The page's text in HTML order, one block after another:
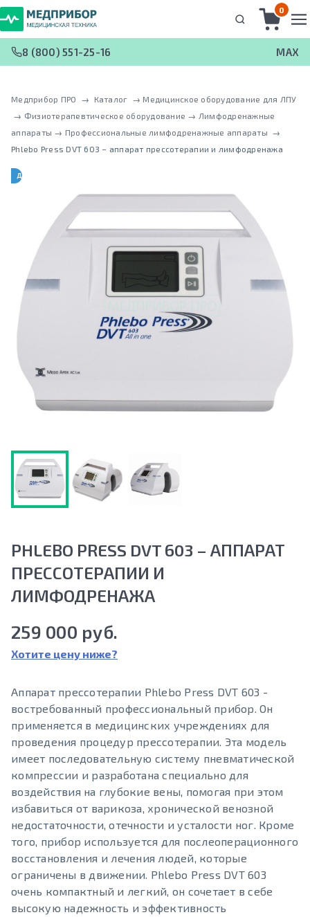
0
8 (800) 551-25-16 MAX
Медприбор ПРО → Каталог → Медицинское оборудование для ЛПУ
→ Физиотерапевтическое оборудование → Лимфодренажные
аппараты → Профессиональные лимфодренажные аппараты →
Phlebo Press DVT 603 – аппарат прессотерапии и лимфодренажа
ДЛЯ ОТДЕЛЕНИЯ РЕАНИМАЦИИ
PHLEBO PRESS DVT 603 – АППАРАТ
ПРЕССОТЕРАПИИ И
ЛИМФОДРЕНАЖА
259 000 руб.
Хотите цену ниже?
Аппарат прессотерапии Phlebo Press DVT 603 -
востребованный профессиональный прибор. Он
применяется в медицинских учреждениях для
проведения процедур прессотерапии. Эта модель
имеет последовательную систему пневматической
компрессии и разработана специально для
воздействия на глубокие вены, помогая при этом
избавиться от варикоза, хронической венозной
недостаточности, отечности и усталости ног. Кроме
того, прибор используется для послеоперационного
восстановления и лечения людей, которые
ограничены в движении. Phlebo Press DVT 603
очень компактный и легкий, он сочетает в себе
высокую надежность и эффективность